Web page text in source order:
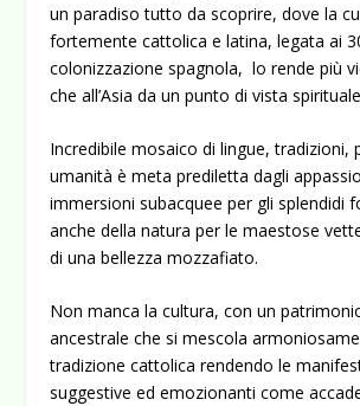
un paradiso tutto da scoprire, dove la
fortemente cattolica e latina, legata ai
colonizzazione spagnola, lo rende più
che all’Asia da un punto di vista
Incredibile mosaico di lingue, tradizioni,
umanità è meta prediletta dagli
immersioni subacquee per gli splendidi
anche della natura per le maestose
di una bellezza mozzafiato.
Non manca la cultura, con un
ancestrale che si mescola
tradizione cattolica rendendo le
suggestive ed emozionanti come